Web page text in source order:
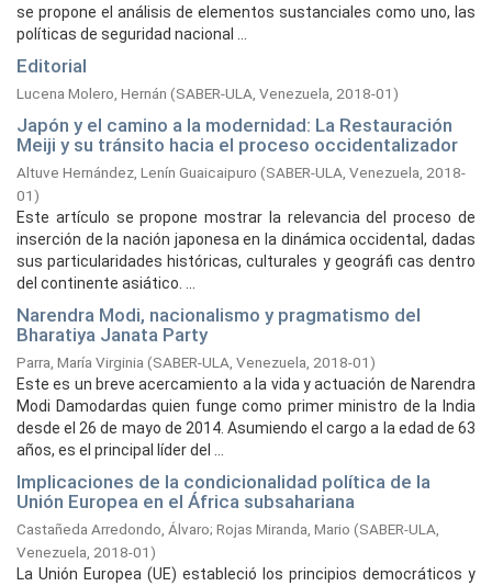
se propone el análisis de elementos sustanciales como uno, las
políticas de seguridad nacional ...
Editorial
Lucena Molero, Hernán (SABER-ULA, Venezuela, 2018-01)
Japón y el camino a la modernidad: La Restauración
Meiji y su tránsito hacia el proceso occidentalizador
Altuve Hernández, Lenín Guaicaipuro (SABER-ULA, Venezuela, 2018-
01)
Este artículo se propone mostrar la relevancia del proceso de
inserción de la nación japonesa en la dinámica occidental, dadas
sus particularidades históricas, culturales y geográfi cas dentro
del continente asiático. ...
Narendra Modi, nacionalismo y pragmatismo del
Bharatiya Janata Party
Parra, María Virginia (SABER-ULA, Venezuela, 2018-01)
Este es un breve acercamiento a la vida y actuación de Narendra
Modi Damodardas quien funge como primer ministro de la India
desde el 26 de mayo de 2014. Asumiendo el cargo a la edad de 63
años, es el principal líder del ...
Implicaciones de la condicionalidad política de la
Unión Europea en el África subsahariana
Castañeda Arredondo, Álvaro; Rojas Miranda, Mario (SABER-ULA,
Venezuela, 2018-01)
La Unión Europea (UE) estableció los principios democráticos y